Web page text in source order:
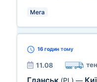
Мега
16 годин тому
11.08
(PL) —